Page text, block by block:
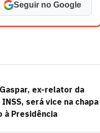
Seguir no Google
ex-relator da
INSS, será vice na chapa
à Presidência